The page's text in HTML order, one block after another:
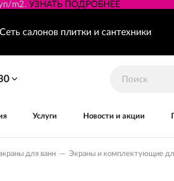
m2. УЗНАТЬ ПОДРОБНЕЕ
Сеть салонов плитки и сантехники
Услуги Новости и акции
для ванн — Экраны и комплектующие